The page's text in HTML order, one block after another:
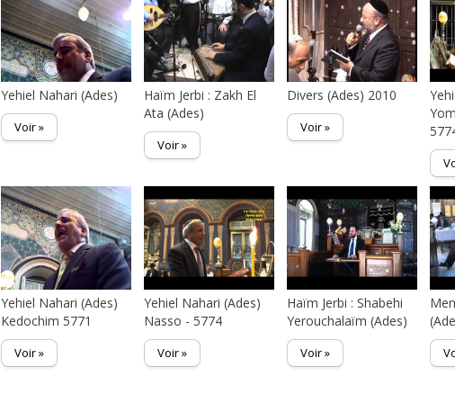
Yehiel Nahari (Ades)
Voir »
Haïm Jerbi : Zakh El
Ata (Ades)
Voir »
Divers (Ades) 2010
Voir »
Yehiel Nahari (Ades)
Kedochim 5771
Voir »
Yehiel Nahari (Ades)
Nasso - 5774
Voir »
Haïm Jerbi : Shabehi
Yerouchalaïm (Ades)
Voir »